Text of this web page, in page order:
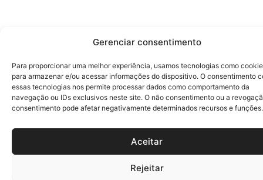
Gerenciar consentimento
Para proporcionar uma melhor experiência, usamos tecnologias como
para armazenar e/ou acessar informações do dispositivo. O consentimento
essas tecnologias nos permite processar dados como comportamento da
navegação ou IDs exclusivos neste site. O não consentimento ou a
consentimento pode afetar negativamente determinados recursos e funções.
Aceitar
Rejeitar